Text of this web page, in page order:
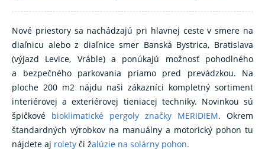
Nové priestory sa nachádzajú pri hlavnej ceste v smere na
diaľnicu alebo z diaľnice smer Banská Bystrica, Bratislava
(výjazd Levice, Vráble) a ponúkajú možnosť pohodlného
a bezpečného parkovania priamo pred prevádzkou. Na
ploche 200 m2 nájdu naši zákazníci kompletný sortiment
interiérovej a exteriérovej tieniacej techniky. Novinkou sú
špičkové bioklimatické pergoly značky MERIDIEM. Okrem
štandardných výrobkov na manuálny a motorický pohon tu
nájdete aj rolety či žalúzie na solárny pohon.